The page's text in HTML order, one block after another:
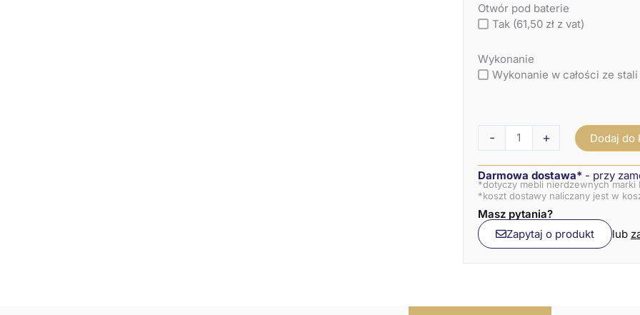
Otwór pod baterie
Tak (61,50 zł z vat)
Wykonanie
Wykonanie w całości ze
- + Dodaj do
Darmowa dostawa* - przy
*dotyczy mebli nierdzewnych marki
*koszt dostawy naliczany jest w
Masz pytania?
Zapytaj o produkt
lub